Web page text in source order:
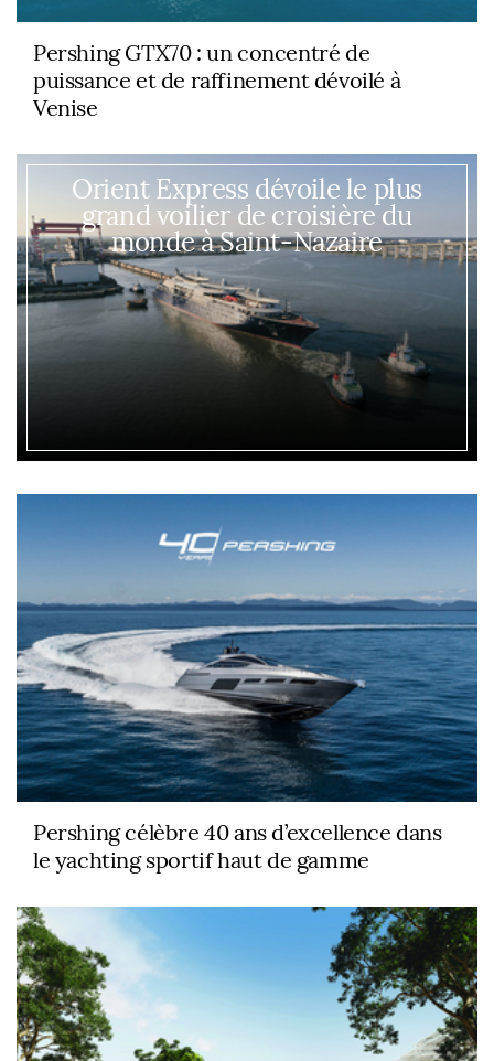
Pershing GTX70 : un concentré de
puissance et de raffinement dévoilé à
Venise
Orient Express dévoile le plus
grand voilier de croisière du
monde à Saint-Nazaire
Pershing célèbre 40 ans d’excellence dans
le yachting sportif haut de gamme